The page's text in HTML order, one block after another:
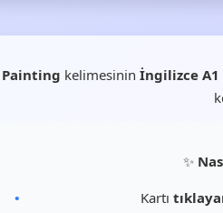
Painting kelimesinin İngilizce
✨
Kartı